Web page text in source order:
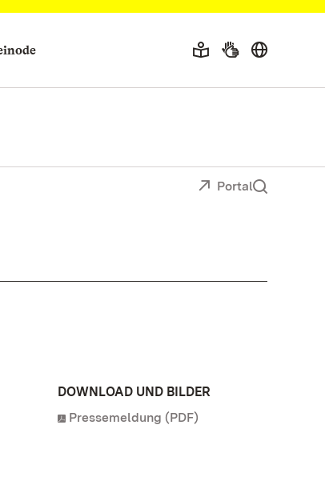
Portal
DOWNLOAD UND BILDER
Pressemeldung (PDF)